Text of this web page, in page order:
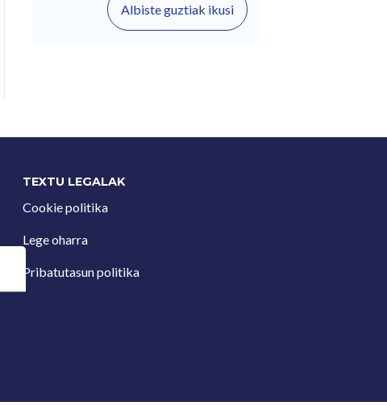
Albiste guztiak ikusi
TEXTU LEGALAK
Cookie politika
Lege oharra
Pribatutasun politika